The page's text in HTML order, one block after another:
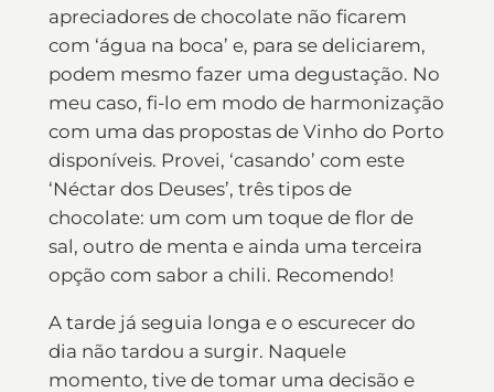
apreciadores de chocolate não ficarem
com ‘água na boca’ e, para se deliciarem,
podem mesmo fazer uma degustação. No
meu caso, fi-lo em modo de harmonização
com uma das propostas de Vinho do Porto
disponíveis. Provei, ‘casando’ com este
‘Néctar dos Deuses’, três tipos de
chocolate: um com um toque de flor de
sal, outro de menta e ainda uma terceira
opção com sabor a chili. Recomendo!
A tarde já seguia longa e o escurecer do
dia não tardou a surgir. Naquele
momento, tive de tomar uma decisão e